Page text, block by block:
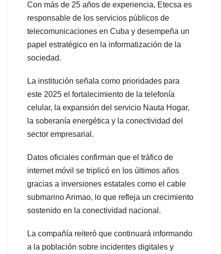
Con más de 25 años de experiencia, Etecsa es
responsable de los servicios públicos de
telecomunicaciones en Cuba y desempeña un
papel estratégico en la informatización de la
sociedad.
La institución señala como prioridades para
este 2025 el fortalecimiento de la telefonía
celular, la expansión del servicio Nauta Hogar,
la soberanía energética y la conectividad del
sector empresarial.
Datos oficiales confirman que el tráfico de
internet móvil se triplicó en los últimos años
gracias a inversiones estatales como el cable
submarino Arimao, lo que refleja un crecimiento
sostenido en la conectividad nacional.
La compañía reiteró que continuará informando
a la población sobre incidentes digitales y